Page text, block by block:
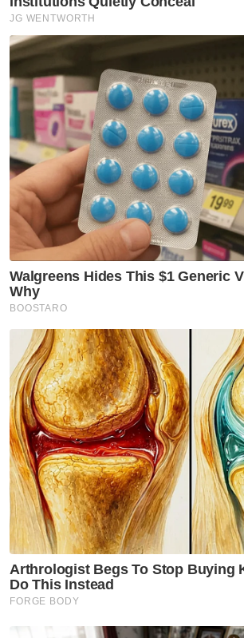
Beliau juga berharap berlaku
dalam hubungan antara rakyat
negara dan berkata, Pakistan
destinasi yang semakin
pelancong Malaysia yang ingin
pengembaraan di kawasan
Justeru, beliau menggesa agar
penerbangan terus disediakan
utama kedua-dua negara.
Syed Ahsan berkata, Malaysia
popular dalam kalangan pencari
Pakistan tetapi juga mendahului
untuk pelajar dari negara itu
pengajian dan lebih 4,000
negara ini sebagai destinasi
mereka menimba ilmu di
pendidikan tinggi.
Beliau juga berkata, jumlah
yang berada di Malaysia kini
orang.
Lawatan kerja ke Pakistan
adalah yang pertama selepas
mengangkat sumpah jawatan